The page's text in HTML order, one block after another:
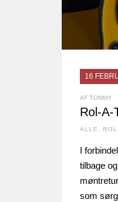
16
AF TOMMY
Rol-A-
ALLE ,
I
tilbage
som